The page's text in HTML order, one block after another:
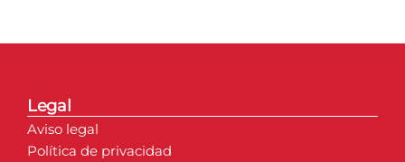
Legal
Aviso legal
Política de privacidad